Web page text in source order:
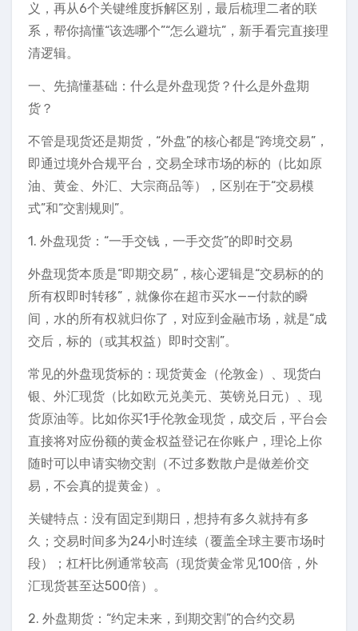
义，再从6个关键维度拆解区别，最后梳理二者的联
系，帮你搞懂“该选哪个”“怎么避坑”，新手看完直接理
清逻辑。
一、先搞懂基础：什么是外盘现货？什么是外盘期
货？
不管是现货还是期货，“外盘”的核心都是“跨境交易”，
即通过境外合规平台，交易全球市场的标的（比如原
油、黄金、外汇、大宗商品等），区别在于“交易模
式”和“交割规则”。
1. 外盘现货：“一手交钱，一手交货”的即时交易
外盘现货本质是“即期交易”，核心逻辑是“交易标的的
所有权即时转移”，就像你在超市买水——付款的瞬
间，水的所有权就归你了，对应到金融市场，就是“成
交后，标的（或其权益）即时交割”。
常见的外盘现货标的：现货黄金（伦敦金）、现货白
银、外汇现货（比如欧元兑美元、英镑兑日元）、现
货原油等。比如你买1手伦敦金现货，成交后，平台会
直接将对应份额的黄金权益登记在你账户，理论上你
随时可以申请实物交割（不过多数散户是做差价交
易，不会真的提黄金）。
关键特点：没有固定到期日，想持有多久就持有多
久；交易时间多为24小时连续（覆盖全球主要市场时
段）；杠杆比例通常较高（现货黄金常见100倍，外
汇现货甚至达500倍）。
2. 外盘期货：“约定未来，到期交割”的合约交易